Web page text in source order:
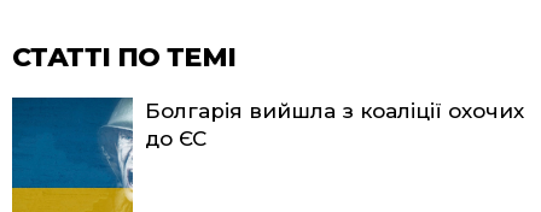
СТАТТІ ПО ТЕМІ
Болгарія вийшла з коаліції охочих
до ЄС